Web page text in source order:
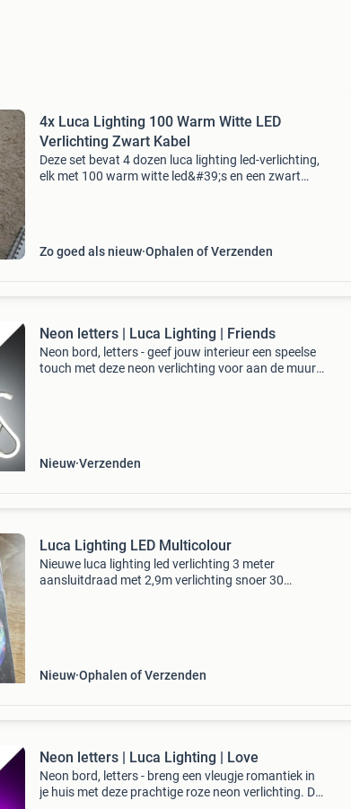
4x Luca Lighting 100 Warm Witte LED
Verlichting Zwart Kabel
Deze set bevat 4 dozen luca lighting led-verlichting,
elk met 100 warm witte led&#39;s en een zwart
Zo goed als nieuw Ophalen of Verzenden
Neon letters | Luca Lighting | Friends
Neon bord, letters - geef jouw interieur een speelse
touch met deze neon verlichting voor aan de muur.
Nieuw Verzenden
Luca Lighting LED Multicolour
Nieuwe luca lighting led verlichting 3 meter
aansluitdraad met 2,9m verlichting snoer 30
Nieuw Ophalen of Verzenden
Neon letters | Luca Lighting | Love
Neon bord, letters - breng een vleugje romantiek in
je huis met deze prachtige roze neon verlichting. De